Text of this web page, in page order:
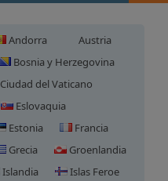
Andorra
Austria
Bosnia y Herzegovina
Ciudad del Vaticano
Eslovaquia
Estonia
Francia
Grecia
Groenlandia
Islandia
Islas Feroe